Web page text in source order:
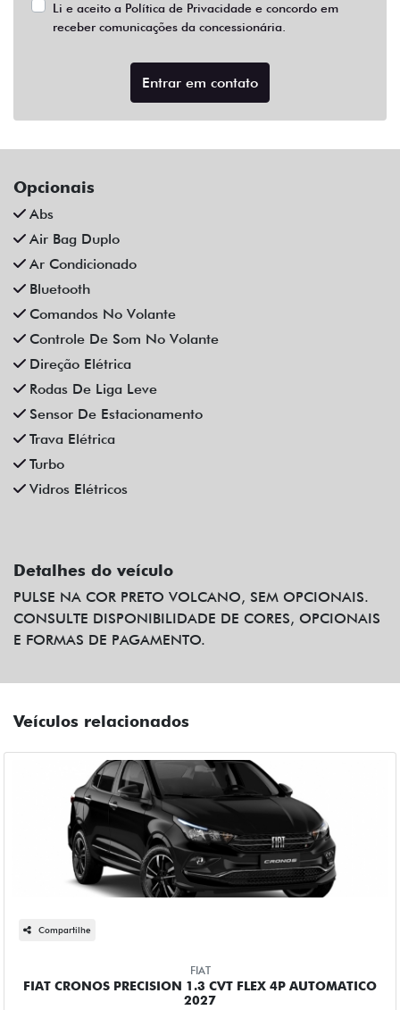
Li e aceito a Política de Privacidade e concordo em
receber comunicações da concessionária.
Entrar em contato
Opcionais
Abs
Air Bag Duplo
Ar Condicionado
Bluetooth
Comandos No Volante
Controle De Som No Volante
Direção Elétrica
Rodas De Liga Leve
Sensor De Estacionamento
Trava Elétrica
Turbo
Vidros Elétricos
Detalhes do veículo
PULSE NA COR PRETO VOLCANO, SEM OPCIONAIS.
CONSULTE DISPONIBILIDADE DE CORES, OPCIONAIS
E FORMAS DE PAGAMENTO.
Veículos relacionados
Compartilhe
FIAT
FIAT CRONOS PRECISION 1.3 CVT FLEX 4P AUTOMATICO
2027